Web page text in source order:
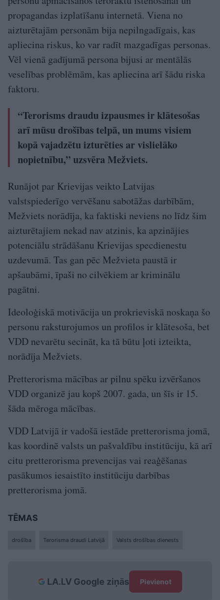
propagandas izplatīšanu internetā. Viena no
aizturētajām personām bija nepilngadīgais, kas
apliecina riskus, ko var radīt mazgadīgas personas.
Vēl vienā gadījumā persona bijusi ar mentālās
veselības problēmām, kas apliecina arī šādu riska
faktoru.
“Terorisms draudu izpausmes ir klātesošas
arī mūsu drošības telpā, un mums visiem
kopā vajadzētu izturēties ar vislielāko
nopietnību,” uzsvēra Mežviets.
Runājot par Krievijas veikto Latvijas
valstspiederīgo vervēšanu sabotāžas darbībām,
Mežviets norādīja, ka faktiski neviens no līdz šim
aizturētajiem nekad nav atzinis, ka apzinājies
potenciālu strādāšanu Krievijas specdienestu
uzdevumā. Tas gan pēc Mežvieta paustā ir
apšaubāmi, īpaši no cilvēkiem ar kriminālu
pagātni.
Ideoloģiskā motivācija un prokrieviskā noskaņa šo
personu raksturojumos un profilos ir klātesoša, bet
VDD nevarētu secināt, ka tā būtu ļoti izteikta,
norādīja Mežviets.
Pretterorisma mācības ar pilnu spēku izvēršanos
VDD organizē jau kopš 2007. gada, un šīs ir 15.
šāda mēroga mācības.
VDD Latvijā ir vadošā iestāde pretterorisma jomā,
kas koordinē valsts un pašvaldību institūciju, kā arī
citu pretterorisma prevencijas vai reaģēšanas
pasākumos iesaistīto institūciju darbības
pretterorisma jomā.
TĒMAS
drošība Terorisma draudi Latvijā Valsts drošības dienests
LA.LV Google ziņās Pievienot